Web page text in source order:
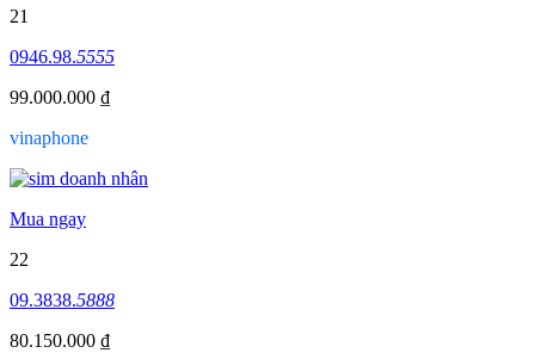
21
0946.98.5555
99.000.000 ₫
vinaphone
Mua ngay
22
09.3838.5888
80.150.000 ₫